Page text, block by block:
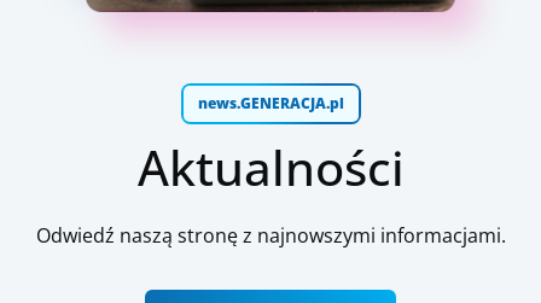
news.GENERACJA.pl
Aktualności
Odwiedź naszą stronę z najnowszymi informacjami.